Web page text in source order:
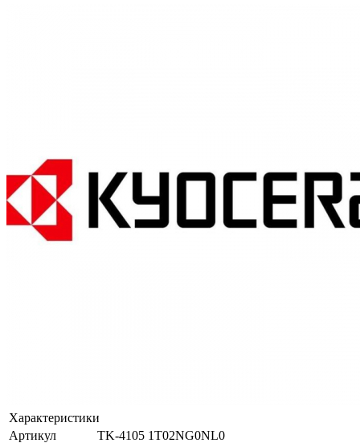
Характеристики
Артикул
TK-4105 1T02NG0NL0